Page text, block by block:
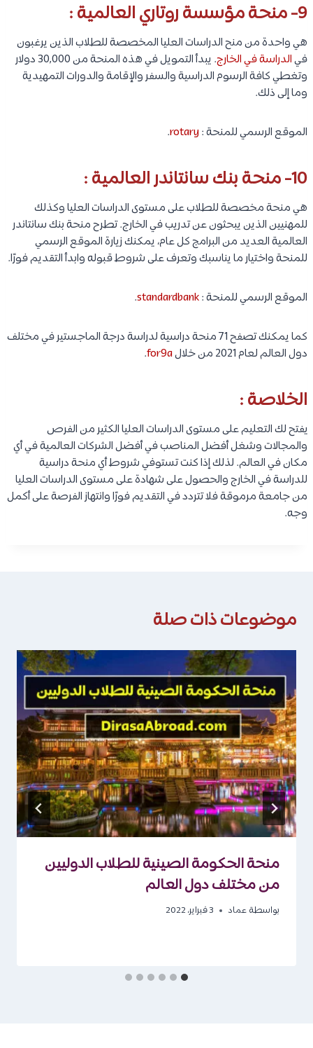
9- منحة مؤسسة روتاري العالمية :
هي واحدة من منح الدراسات العليا المخصصة للطلاب الذين يرغبون
فيالدراسة في الخارج
. يبدأ التمويل في هذه المنحة من 30,000 دولار
وتغطي كافة الرسوم الدراسية والسفر والإقامة والدورات التمهيدية
وما إلى ذلك.
الموقع الرسمي للمنحة :rotary
.
10- منحة بنك سانتاندر العالمية :
هي منحة مخصصة للطلاب على مستوى الدراسات العليا وكذلك
للمهنيين الذين يبحثون عن تدريب في الخارج. تطرح منحة بنك سانتاندر
العالمية العديد من البرامج كل عام، يمكنك زيارة الموقع الرسمي
للمنحة واختيار ما يناسبك وتعرف على شروط قبوله وابدأ التقديم فورًا.
الموقع الرسمي للمنحة :standardbank
.
كما يمكنك تصفح 71 منحة دراسية لدراسة درجة الماجستير في مختلف
دول العالم لعام 2021 من خلال
for9a
.
الخلاصة :
يفتح لك التعليم على مستوى الدراسات العليا الكثير من الفرص
والمجالات وشغل أفضل المناصب في أفضل الشركات العالمية في أي
مكان في العالم. لذلك إذا كنت تستوفي شروط أي منحة دراسية
للدراسة في الخارج والحصول على شهادة على مستوى الدراسات العليا
من جامعة مرموقة فلا تتردد في التقديم فورًا وانتهاز الفرصة على أكمل
وجه.
موضوعات ذات صلة
منحة الحكومة الصينية للطلاب الدوليين
من مختلف دول العالم
بواسطة عماد 3 فبراير، 2022